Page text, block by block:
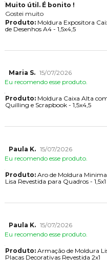
Muito útil. É bonito !
Gostei muito
Produto:Moldura Expositora
de Desenhos A4 - 1,5x4,5
Maria S. 15/07/2026
Eu recomendo esse produto.
Produto:Moldura Caixa Alta
Quilling e Scrapbook - 1,5x4,5
Paula K. 15/07/2026
Eu recomendo esse produto.
Produto:Aro de Moldura
Lisa Revestida para Quadros - 1,5x1
Paula K. 15/07/2026
Eu recomendo esse produto.
Produto:Armação de Moldura
Placas Decorativas Revestida 2x1